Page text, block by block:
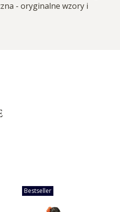
- oryginalne wzory i
Bestseller